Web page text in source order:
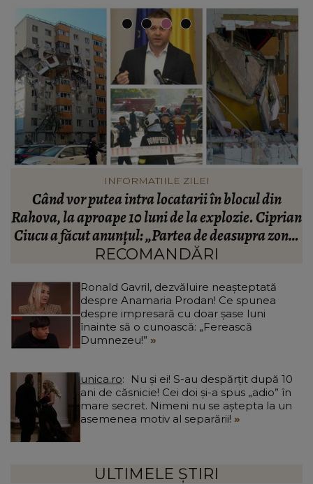
INFORMATIILE ZILEI
Când vor putea intra locatarii în blocul din
Rahova, la aproape 10 luni de la explozie. Ciprian
Ciucu a făcut anunțul: „Partea de deasupra zonei
afectate va fi...”
RECOMANDĂRI
Ronald Gavril, dezvăluire neașteptată
despre Anamaria Prodan! Ce spunea
despre impresară cu doar șase luni
înainte să o cunoască: „Ferească
Dumnezeu!”
unica.ro
ani de căsnicie! Cei doi și-a spus „adio” în
mare secret. Nimeni nu se aștepta la un
asemenea motiv al separării!
ULTIMELE ȘTIRI